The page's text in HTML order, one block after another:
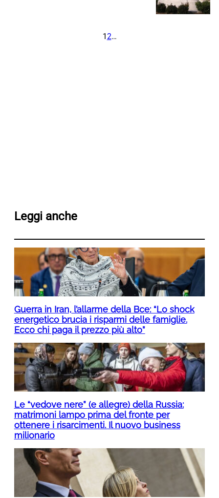
12…
Leggi anche
Guerra in Iran, l’allarme della Bce: “Lo shock
energetico brucia i risparmi delle famiglie.
Ecco chi paga il prezzo più alto”
Le “vedove nere” (e allegre) della Russia:
matrimoni lampo prima del fronte per
ottenere i risarcimenti. Il nuovo business
milionario